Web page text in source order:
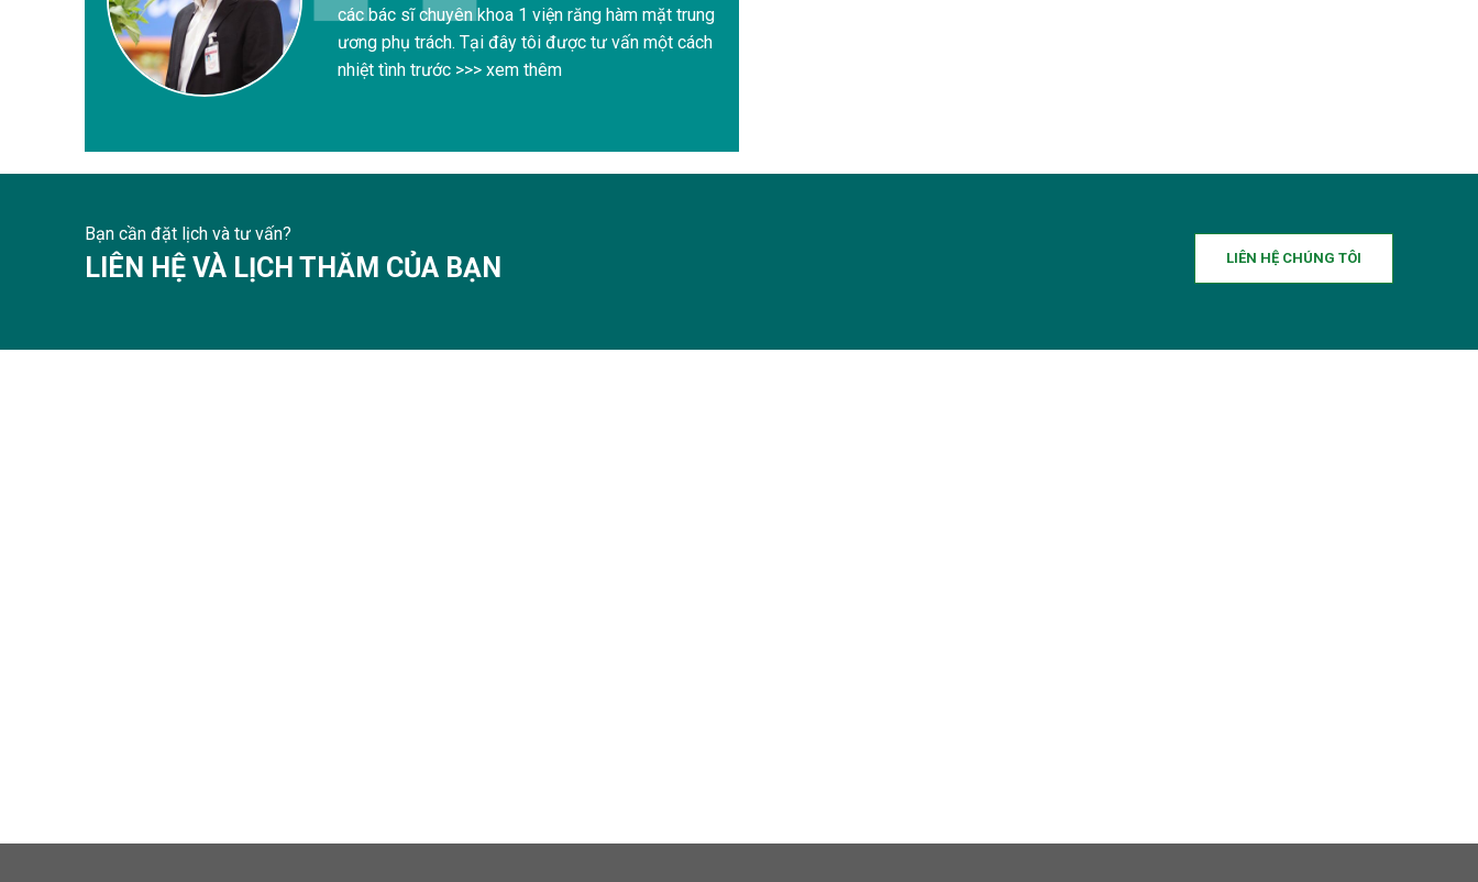
các bác sĩ chuyên khoa 1 viện răng hàm mặt trung
ương phụ trách. Tại đây tôi được tư vấn một cách
nhiệt tình trước >>> xem thêm
Bạn cần đặt lịch và tư vấn?
LIÊN HỆ VÀ LỊCH THĂM CỦA BẠN LIÊN HỆ CHÚNG TÔI